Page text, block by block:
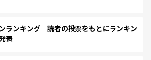
ランキング 読者の投票をもとにランキン
表